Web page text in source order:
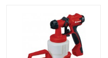
Vergleichen